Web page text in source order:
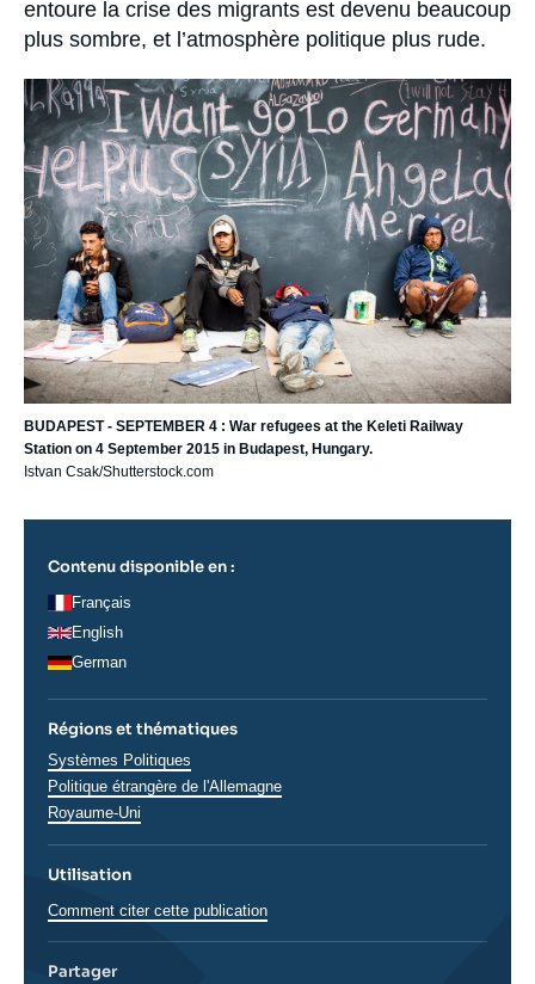
entoure la crise des migrants est devenu beaucoup
plus sombre, et l’atmosphère politique plus rude.
Image
principale
BUDAPEST - SEPTEMBER 4 : War refugees at the Keleti Railway
Station on 4 September 2015 in Budapest, Hungary.
Istvan Csak/Shutterstock.com
Contenu disponible en :
Français
English
German
Régions et thématiques
Thématiques
analyses
Systèmes Politiques
Régions
Politique étrangère de l'Allemagne
Royaume-Uni
Utilisation
Comment citer cette publication
Partager